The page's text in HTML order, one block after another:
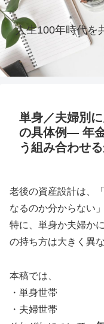
人生100年時代を
単身／夫婦別
の具体例― 年
う組み合わせ
老後の資産設計は、
なるのか分からない
特に、単身か夫婦か
の持ち方は大きく異な
本稿では、
・単身世帯
・夫婦世帯